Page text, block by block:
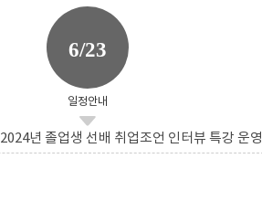
6/23
일정안내
2024년 졸업생 선배 취업조언 인터뷰 특강 운영